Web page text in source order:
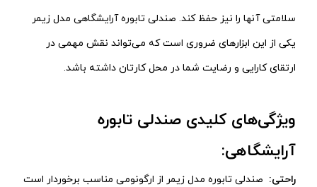
سلامتی آنها را نیز حفظ کند. صندلی تابوره آرایشگاهی مدل زیمر
یکی از این ابزارهای ضروری است که می‌تواند نقش مهمی در
ارتقای کارایی و رضایت شما در محل کارتان داشته باشد.
ویژگی‌های کلیدی صندلی تابوره
آرایشگاهی:
راحتی: صندلی تابوره مدل زیمر از ارگونومی مناسب برخوردار است